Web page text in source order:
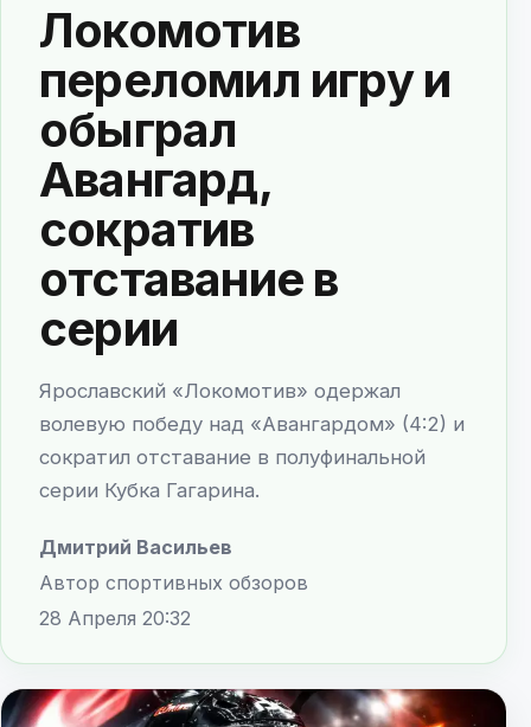
Локомотив
переломил игру и
обыграл
Авангард,
сократив
отставание в
серии
Ярославский «Локомотив» одержал
волевую победу над «Авангардом» (4:2) и
сократил отставание в полуфинальной
серии Кубка Гагарина.
Дмитрий Васильев
Автор спортивных обзоров
28 Апреля 20:32